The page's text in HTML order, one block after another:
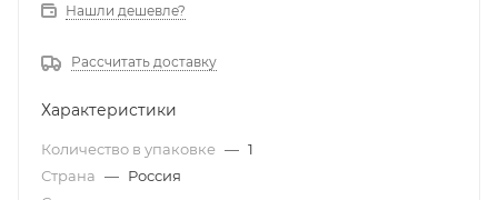
Нашли дешевле?
Рассчитать доставку
Характеристики
Количество в упаковке — 1
Страна — Россия